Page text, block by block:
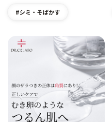
なる」はホント？｜美肌コ
インショップ
シミ・そばかす